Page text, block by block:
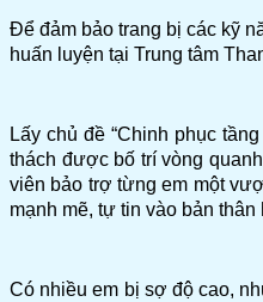
Để đảm bảo trang bị các kỹ
huấn luyện tại Trung tâm
Lấy chủ đề “Chinh phục
thách được bố trí vòng
viên bảo trợ từng em một
mạnh mẽ, tự tin vào bản thân
Có nhiều em bị sợ độ cao,